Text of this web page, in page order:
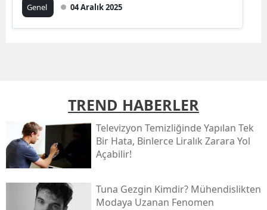
Genel 04 Aralık 2025
TREND HABERLER
Televizyon Temizliğinde Yapılan Tek
Bir Hata, Binlerce Liralık Zarara Yol
Açabilir!
Tuna Gezgin Kimdir? Mühendislikten
Modaya Uzanan Fenomen